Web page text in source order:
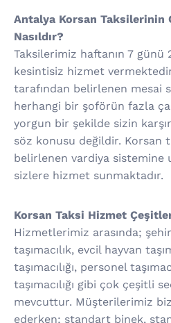
Antalya Korsan Taksilerinin
Nasıldır?
Taksilerimiz haftanın 7 günü
kesintisiz hizmet
tarafından belirlenen mesai
herhangi bir şoförün fazla
yorgun bir şekilde sizin
söz konusu değildir. Korsan
belirlenen vardiya sistemine
sizlere hizmet sunmaktadır.
Korsan Taksi Hizmet
Hizmetlerimiz arasında;
taşımacılık, evcil hayvan
taşımacılığı, personel
taşımacılığı gibi çok çeşitli
mevcuttur. Müşterilerimiz
ederken; standart binek,